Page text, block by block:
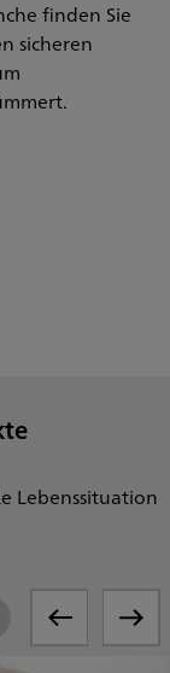
finden Sie
sicheren
Lebenssituation